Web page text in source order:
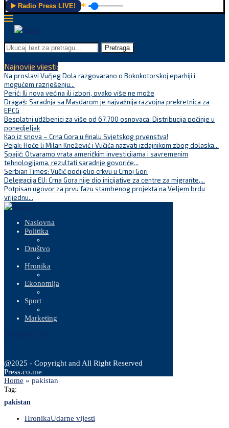
▶️ Radio Press LIVE! 🔊
Pretraga
Najnovije vijesti:
Na proslavi Vučjeg Dola razgovarano o Bokokotorskoj eparhiji i
mogućem razrješenju...
Perić: Ili nova većina ili izbori, ovako više ne može
Dragaš: Saradnja sa Masdarom je najvažnija razvojna prekretnica za
EPCG
Besplatni udžbenici za više od 67.700 osnovaca: Distribucija počinje u
ponedjeljak
Kao iz snova – Crna Gora u finalu Svjetskog prvenstva!
Pejak: Hoće li Milan Knežević i Vučića nazvati izdajnikom zbog dolaska...
Spajić: Otvaramo vrata američkim investicijama i savremenim
tehnologijama, rezultati saradnje govoriće...
Serbian Times: Vučić podijelio crkvu u Crnoj Gori
Delegacija EU: Crna Gora nije dio inicijative za centre za migrante,...
Potpisan ugovor za prvu fazu stambenog projekta na Veljem brdu
vrijednu...
Naslovna
Politika
Društvo
Hronika
Ekonomija
Sport
Marketing
@2025 - Copyright and All Right Reserved
Press.co.me
Home » pakistan
Tag:
pakistan
HronikaUdarne vijesti